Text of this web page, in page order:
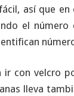
así que en
el número
ir con velcro
lleva